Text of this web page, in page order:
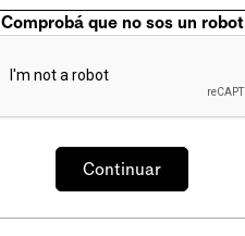
Comprobá que no sos un robot